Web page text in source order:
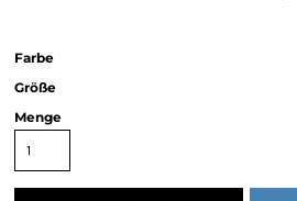
Farbe
Größe
Menge